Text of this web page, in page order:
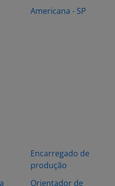
Americana - SP
Encarregado de
produção
Orientador de